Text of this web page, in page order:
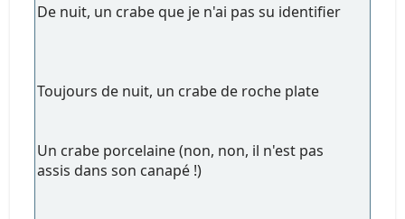
De nuit, un crabe que je n'ai pas su identifier
Toujours de nuit, un crabe de roche plate
Un crabe porcelaine (non, non, il n'est pas
assis dans son canapé !)